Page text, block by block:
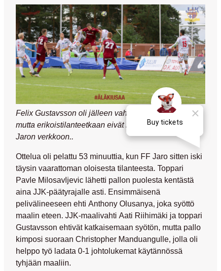
Felix Gustavsson oli jälleen vahva pääpalloissa,
mutta erikoistilanteetkaan eivät maalia tuottaneet FF
Jaron verkkoon..
Ottelua oli pelattu 53 minuuttia, kun FF Jaro sitten iski
täysin vaarattoman oloisesta tilanteesta. Toppari
Pavle Milosavljevic lähetti pallon puolesta kentästä
aina JJK-päätyrajalle asti. Ensimmäisenä
pelivälineeseen ehti Anthony Olusanya, joka syöttö
maalin eteen. JJK-maalivahti Aati Riihimäki ja toppari
Gustavsson ehtivät katkaisemaan syötön, mutta pallo
kimposi suoraan Christopher Manduangulle, jolla oli
helppo työ ladata 0-1 johtolukemat käytännössä
tyhjään maaliin.